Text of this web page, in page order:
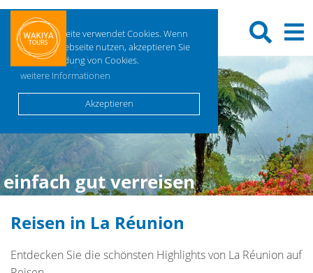
Diese Webseite verwendet Cookies. Wenn
Sie diese Webseite nutzen, akzeptieren Sie
die Verwendung von Cookies.
weitere Informationen
Akzeptieren
einfach gut verreisen
Reisen in La Réunion
Entdecken Sie die schönsten Highlights von La Réunion auf